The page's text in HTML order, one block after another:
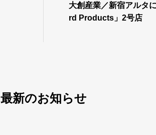
大創産業／新宿アルタ
rd Products」2号店
最新のお知らせ